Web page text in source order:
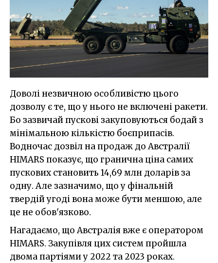
Доволі незвичною особливістю цього
дозволу є те, що у нього не включені ракети.
Бо зазвичай пускові закуповуються бодай з
мінімальною кількістю боєприпасів.
Водночас дозвіл на продаж до Австралії
HIMARS показує, що гранична ціна самих
пускових становить 14,69 млн доларів за
одну. Але зазначимо, що у фінальній
твердій угоді вона може бути меншою, але
це не обов'язково.
Нагадаємо, що Австралія вже є оператором
HIMARS. Закупівля цих систем пройшла
двома партіями у 2022 та 2023 роках.